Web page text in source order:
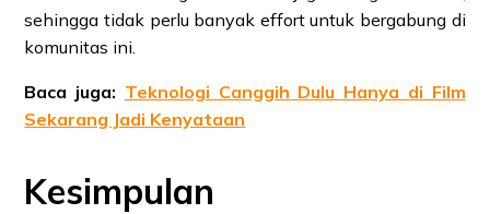
sehingga tidak perlu banyak effort untuk bergabung di
komunitas ini.
Baca juga: Teknologi Canggih Dulu Hanya di Film
Sekarang Jadi Kenyataan
Kesimpulan